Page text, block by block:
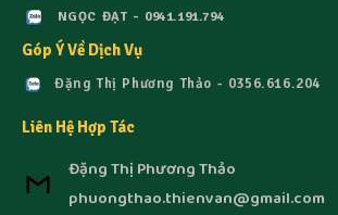
NGỌC ĐẠT - 0941.191.794
Góp Ý Về Dịch Vụ
Đặng Thị Phương Thảo - 0356.616.204
Liên Hệ Hợp Tác
Đặng Thị Phương Thảo
phuongthao.thienvan@gmail.com